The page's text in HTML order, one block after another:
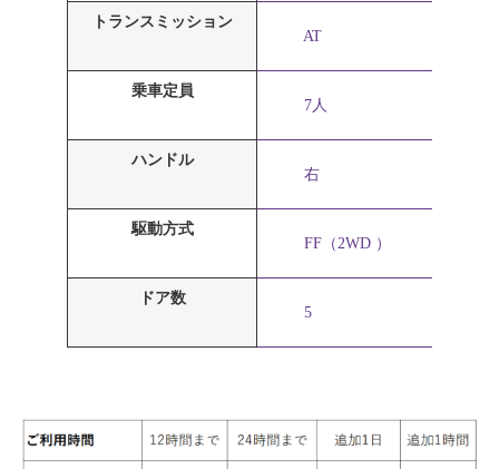
トランスミッション
AT
乗車定員
7人
ハンドル
右
駆動方式
FF（2WD ）
ドア数
5